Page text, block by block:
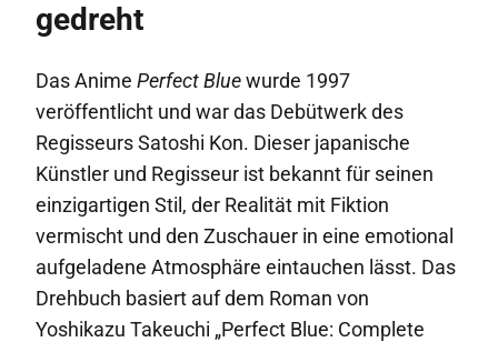
gedreht
Das Anime Perfect Bluewurde 1997
veröffentlicht und war das Debütwerk des
Regisseurs Satoshi Kon. Dieser japanische
Künstler und Regisseur ist bekannt für seinen
einzigartigen Stil, der Realität mit Fiktion
vermischt und den Zuschauer in eine emotional
aufgeladene Atmosphäre eintauchen lässt. Das
Drehbuch basiert auf dem Roman von
Yoshikazu Takeuchi „Perfect Blue: Complete